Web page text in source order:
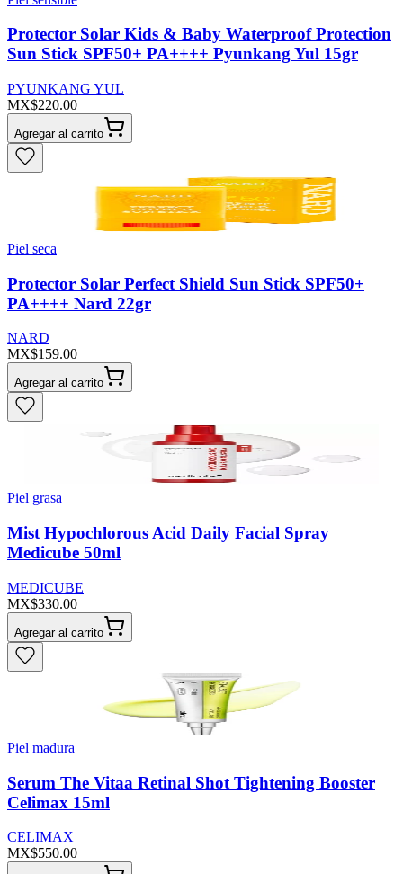
Protector Solar Kids & Baby Waterproof Protection
Sun Stick SPF50+ PA++++ Pyunkang Yul 15gr
PYUNKANG YUL
MX$220.00
Agregar al carrito
Piel seca
Protector Solar Perfect Shield Sun Stick SPF50+
PA++++ Nard 22gr
NARD
MX$159.00
Agregar al carrito
Piel grasa
Mist Hypochlorous Acid Daily Facial Spray
Medicube 50ml
MEDICUBE
MX$330.00
Agregar al carrito
Piel madura
Serum The Vitaa Retinal Shot Tightening Booster
Celimax 15ml
CELIMAX
MX$550.00